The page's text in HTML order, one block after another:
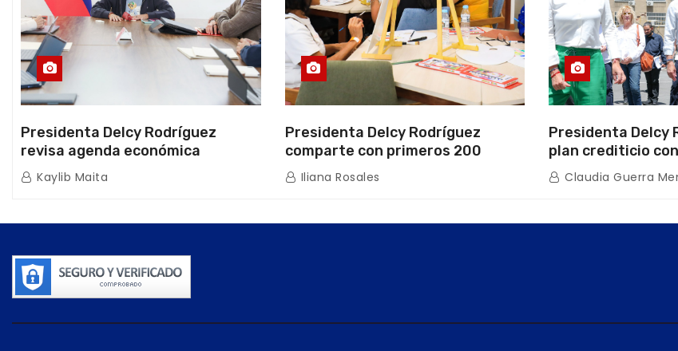
Presidenta Delcy Rodríguez
revisa agenda económica
nacional y la ejecución de fondos
de emergencia post-sismos
Kaylib Maita
Presidenta Delcy Rodríguez
comparte con primeros 200
beneficiarios de la nueva Casa de
los Abuelos “La Primavera” en
Iliana Rosales
Presidenta Delcy
plan crediticio
directo en
de Condominio
Claudia Guerra